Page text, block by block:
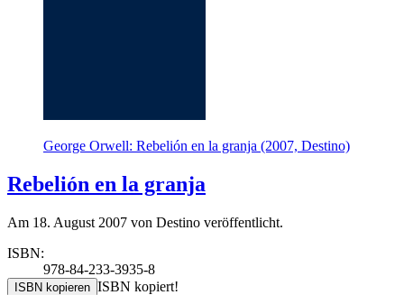
George Orwell: Rebelión en la granja (2007, Destino)
Rebelión en la granja
Am 18. August 2007 von Destino veröffentlicht.
ISBN:
978-84-233-3935-8
ISBN kopieren ISBN kopiert!